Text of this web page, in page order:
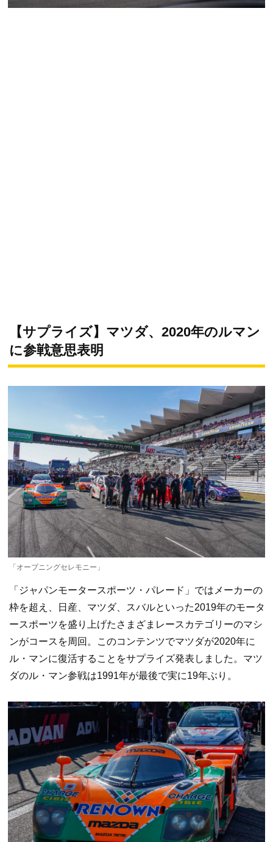
【サプライズ】マツダ、2020年のルマン
に参戦意思表明
「オープニングセレモニー」
「ジャパンモータースポーツ・パレード」ではメーカーの
枠を超え、日産、マツダ、スバルといった2019年のモータ
ースポーツを盛り上げたさまざまレースカテゴリーのマシ
ンがコースを周回。このコンテンツでマツダが2020年に
ル・マンに復活することをサプライズ発表しました。マツ
ダのル・マン参戦は1991年が最後で実に19年ぶり。